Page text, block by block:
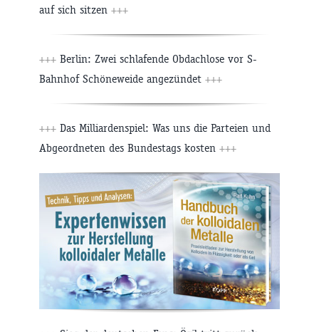
auf sich sitzen +++
+++ Berlin: Zwei schlafende Obdachlose vor S-
Bahnhof Schöneweide angezündet +++
+++ Das Milliardenspiel: Was uns die Parteien und
Abgeordneten des Bundestags kosten +++